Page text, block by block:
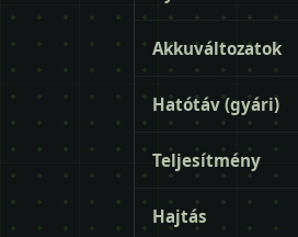
Akkuváltozatok
Hatótáv (gyári)
Teljesítmény
Hajtás